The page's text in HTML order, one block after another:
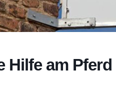
Hilfe am Pferd